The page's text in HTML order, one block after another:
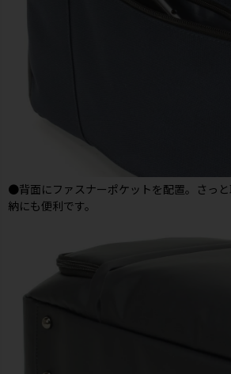
●背面にファスナーポケットを配置。さっ
納にも便利です。